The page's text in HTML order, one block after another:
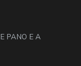
PANO E A